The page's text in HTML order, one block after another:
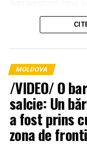
la intervenție,
agricolă și
MOLDOVA
/VIDEO/ O
salcie: Un
a fost prins
zona de